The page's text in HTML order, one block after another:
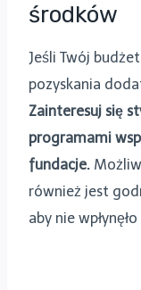
środków
Jeśli Twój
pozyskania
Zainteresuj się
programami
fundacje.
również jest
aby nie